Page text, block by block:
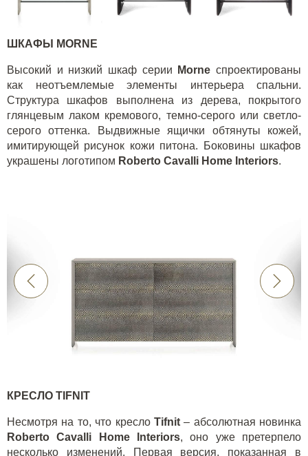
ШКАФЫ MORNE
Высокий и низкий шкаф серии Morne спроектированы
как неотъемлемые элементы интерьера спальни.
Структура шкафов выполнена из дерева, покрытого
глянцевым лаком кремового, темно-серого или светло-
серого оттенка. Выдвижные ящички обтянуты кожей,
имитирующей рисунок кожи питона. Боковины шкафов
украшены логотипом Roberto Cavalli Home Interiors.
КРЕСЛО TIFNIT
Несмотря на то, что кресло Tifnit – абсолютная новинка
Roberto
Cavalli Home Interiors, оно уже претерпело
несколько изменений. Первая версия, показанная в